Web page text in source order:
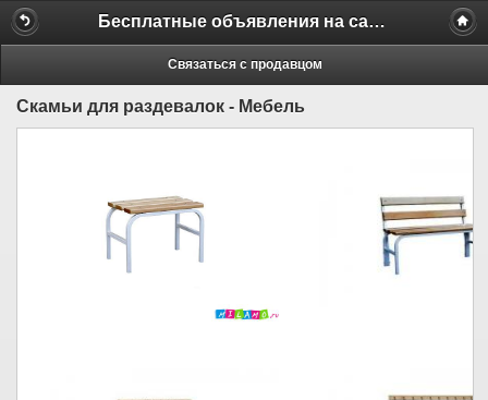
Бесплатные объявления на сайте MILAMO.ru
Связаться с продавцом
Скамьи для раздевалок - Мебель